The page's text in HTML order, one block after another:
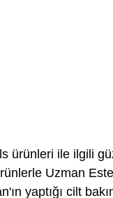
ürünleri ile ilgili
Uzman
yaptığı cilt